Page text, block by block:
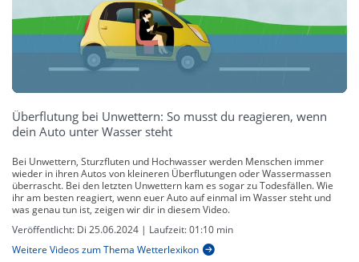
Überflutung bei Unwettern: So musst du reagieren, wenn
dein Auto unter Wasser steht
Bei Unwettern, Sturzfluten und Hochwasser werden Menschen immer
wieder in ihren Autos von kleineren Überflutungen oder Wassermassen
überrascht. Bei den letzten Unwettern kam es sogar zu Todesfällen. Wie
ihr am besten reagiert, wenn euer Auto auf einmal im Wasser steht und
was genau tun ist, zeigen wir dir in diesem Video.
Veröffentlicht: Di 25.06.2024 | Laufzeit:01:10 min
Weitere Videos zum Thema Wetterlexikon